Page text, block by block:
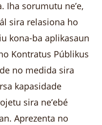
Iha sorumutu ne’e,
sira relasiona ho
kona-ba aplikasaun
Kontratus Públikus
no medida sira
kapasidade
sira ne’ebé
Aprezenta no